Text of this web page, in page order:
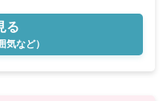
る
気など）